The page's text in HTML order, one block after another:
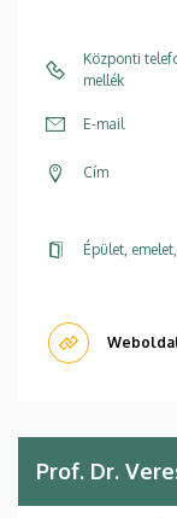
Központi
mellék
E-mail
Cím
Épület,
Prof. Dr.